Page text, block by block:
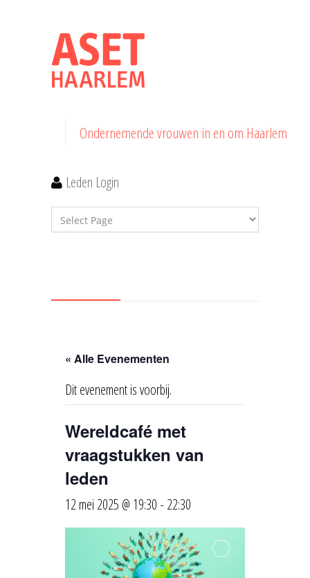
Ondernemende vrouwen in en om Haarlem
Leden Login
« Alle Evenementen
Dit evenement is voorbij.
Wereldcafé met
vraagstukken van
leden
12 mei 2025 @ 19:30 - 22:30